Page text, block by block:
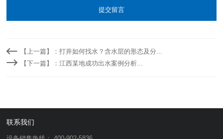
提交留言
【上一篇】：打井如何找水？含水层的形态及分...
【下一篇】：江西某地成功出水案例分析...
联系我们